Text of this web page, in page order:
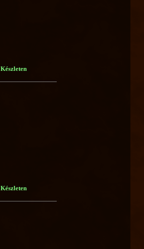
Készleten
Készleten